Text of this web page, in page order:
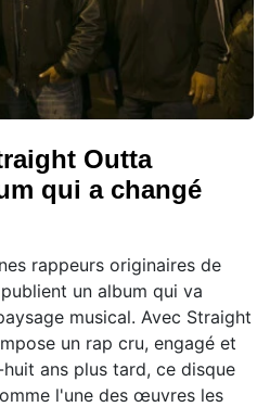
Outta
qui a changé
rappeurs originaires de
un album qui va
musical. Avec Straight
un rap cru, engagé et
ans plus tard, ce disque
l'une des œuvres les